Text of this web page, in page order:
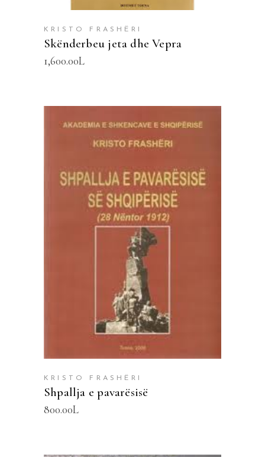
KRISTO FRASHËRI
Skënderbeu jeta dhe Vepra
1,600.00L
SHTOJE NË SHPORTË
KRISTO FRASHËRI
Shpallja e pavarësisë
800.00L